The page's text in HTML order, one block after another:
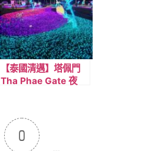
【泰國清邁】塔佩門
Tha Phae Gate 夜
0